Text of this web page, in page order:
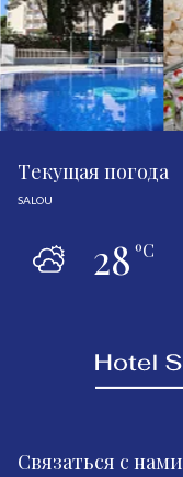
Tекущая погода
SALOU
28ºC
Связаться с нами